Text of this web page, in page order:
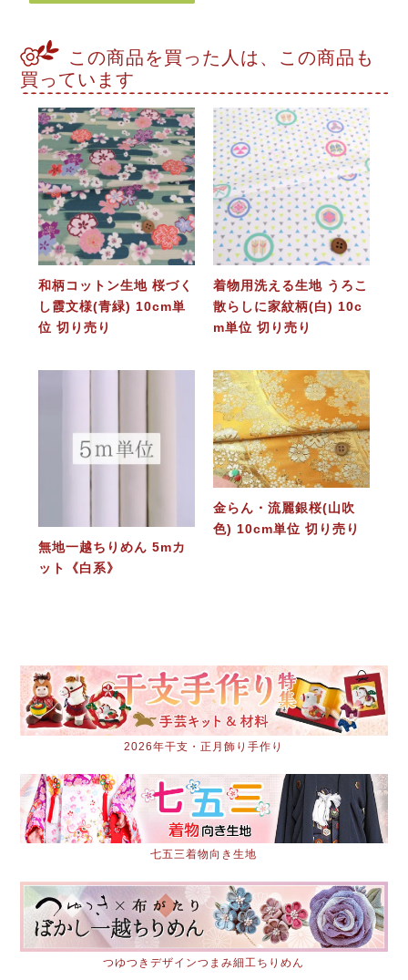
この商品を買った人は、この商品も
買っています
和柄コットン生地 桜づく
し霞文様(青緑) 10cm単
位 切り売り
着物用洗える生地 うろこ
散らしに家紋柄(白) 10c
m単位 切り売り
無地一越ちりめん 5mカ
ット《白系》
金らん・流麗銀桜(山吹
色) 10cm単位 切り売り
2026年干支・正月飾り手作り
七五三着物向き生地
つゆつきデザインつまみ細工ちりめん